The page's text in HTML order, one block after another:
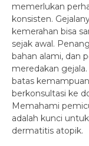
memerlukan
konsisten.
kemerahan bisa
sejak awal.
bahan alami, dan
meredakan
batas
berkonsultasi ke
Memahami
adalah kunci
dermatitis atopik.